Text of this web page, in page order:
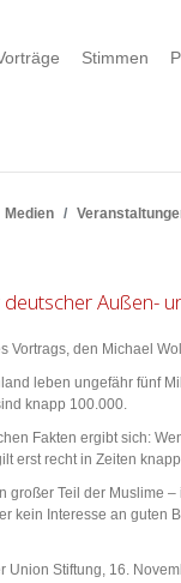
Stimmen
Medien
Außen-
Vortrags, den Michael
leben ungefähr fünf
knapp 100.000.
Fakten ergibt sich:
erst recht in Zeiten
großer Teil der Muslime
kein Interesse an guten
Union Stiftung, 16.